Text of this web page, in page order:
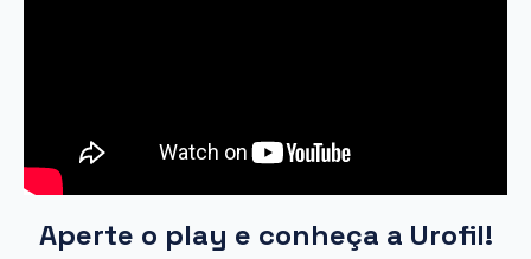
Aperte o play e conheça a Urofil!